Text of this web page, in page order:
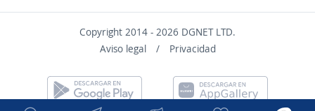
Copyright 2014 - 2026 DGNET LTD.
Aviso legal
/ Privacidad